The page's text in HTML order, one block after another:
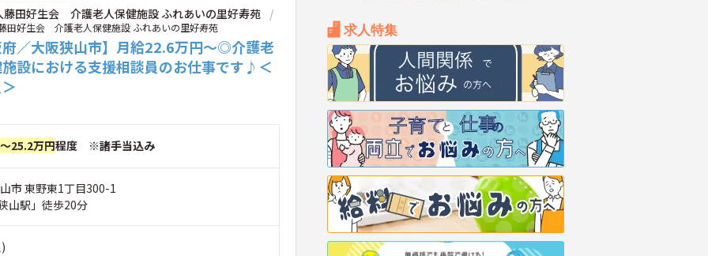
求人特集
藤田好生会 介護老人保健施設 ふれあいの里好寿苑
田好生会 介護老人保健施設 ふれあいの里好寿苑
／大阪狭山市】月給22.6万円～◎介護老
設における支援相談員のお仕事です♪＜
25.2万円程度 ※諸手当込み
市 東野東1丁目300-1
山駅」徒歩20分